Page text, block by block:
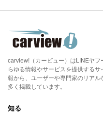
carview!（カービュー）はLINEヤ
らゆる情報やサービスを提供する
報から、ユーザーや専門家のリア
多く掲載しています。
知る